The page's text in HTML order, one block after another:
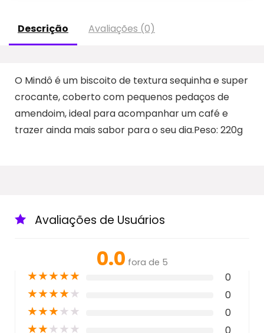
Descrição Avaliações (0)
O Mindô é um biscoito de textura sequinha e super
crocante, coberto com pequenos pedaços de
amendoim, ideal para acompanhar um café e
trazer ainda mais sabor para o seu dia.Peso: 220g
Avaliações de Usuários
0.0 fora de 5
★★★★★ 0
★★★★★ 0
★★★★★ 0
★★★★★